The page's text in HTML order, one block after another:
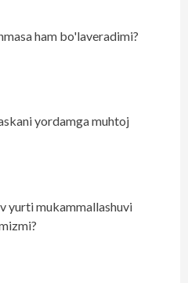
ham bo'laveradimi?
yordamga muhtoj
yurti mukammallashuvi